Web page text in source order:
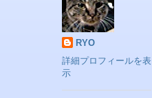
RYO
詳細プロフィールを表
示